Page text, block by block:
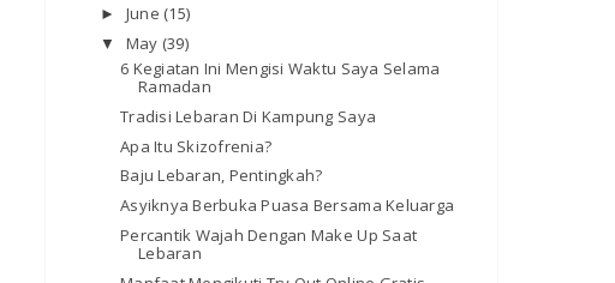
► June (15)
▼ May (39)
6 Kegiatan Ini Mengisi Waktu Saya Selama
Ramadan
Tradisi Lebaran Di Kampung Saya
Apa Itu Skizofrenia?
Baju Lebaran, Pentingkah?
Asyiknya Berbuka Puasa Bersama Keluarga
Percantik Wajah Dengan Make Up Saat
Lebaran